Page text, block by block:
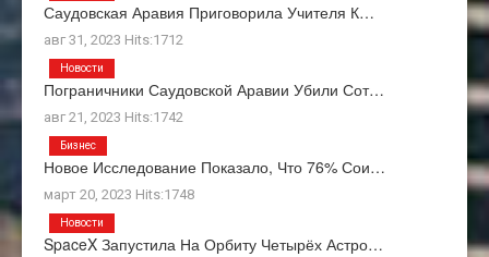
Саудовская Аравия Приговорила Учителя К…
авг 31, 2023 Hits:1712
Пограничники Саудовской Аравии Убили Сот…
авг 21, 2023 Hits:1742
Новости
Новое Исследование Показало, Что 76% Сои…
март 20, 2023 Hits:1748
Бизнес
SpaceX Запустила На Орбиту Четырёх Астро…
Новости